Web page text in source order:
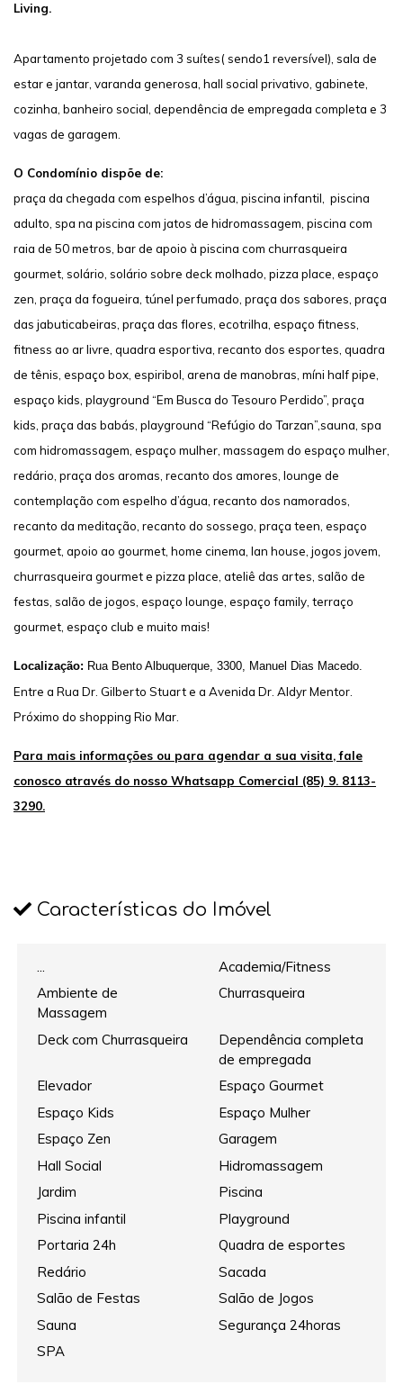
Living.
Apartamento projetado com 3 suítes( sendo1 reversível), sala de
estar e jantar, varanda generosa, hall social privativo, gabinete,
cozinha, banheiro social, dependência de empregada completa e 3
vagas de garagem.
O Condomínio dispõe de:
praça da chegada com espelhos d’água, piscina infantil, piscina
adulto, spa na piscina com jatos de hidromassagem, piscina com
raia de 50 metros, bar de apoio à piscina com churrasqueira
gourmet, solário, solário sobre deck molhado, pizza place, espaço
zen, praça da fogueira, túnel perfumado, praça dos sabores, praça
das jabuticabeiras, praça das flores, ecotrilha, espaço fitness,
fitness ao ar livre, quadra esportiva, recanto dos esportes, quadra
de tênis, espaço box, espiribol, arena de manobras, míni half pipe,
espaço kids, playground “Em Busca do Tesouro Perdido”, praça
kids, praça das babás, playground “Refúgio do Tarzan”,sauna, spa
com hidromassagem, espaço mulher, massagem do espaço mulher,
redário, praça dos aromas, recanto dos amores, lounge de
contemplação com espelho d’água, recanto dos namorados,
recanto da meditação, recanto do sossego, praça teen, espaço
gourmet, apoio ao gourmet, home cinema, lan house, jogos jovem,
churrasqueira gourmet e pizza place, ateliê das artes, salão de
festas, salão de jogos, espaço lounge, espaço family, terraço
gourmet, espaço club e muito mais!
Localização: Rua Bento Albuquerque, 3300, Manuel Dias Macedo.
Entre a Rua Dr. Gilberto Stuart e a Avenida Dr. Aldyr Mentor.
Próximo do shopping Rio Mar.
Para mais informações ou para agendar a sua visita, fale
conosco através do nosso Whatsapp Comercial (85) 9. 8113-
3290.
Características do Imóvel
Academia/Fitness
Ambiente de
Massagem
Churrasqueira
Deck com Churrasqueira
Dependência completa
de empregada
Elevador
Espaço Gourmet
Espaço Kids
Espaço Mulher
Espaço Zen
Garagem
Hall Social
Hidromassagem
Jardim
Piscina
Piscina infantil
Playground
Portaria 24h
Quadra de esportes
Redário
Sacada
Salão de Festas
Salão de Jogos
Sauna
Segurança 24horas
SPA